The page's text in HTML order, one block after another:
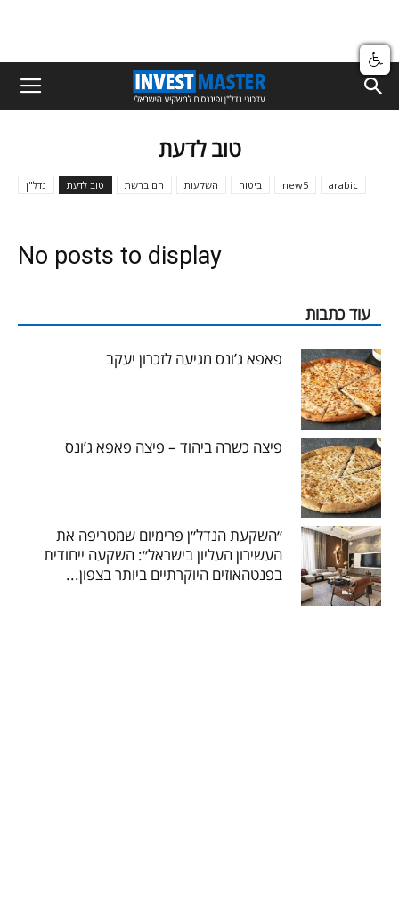
טוב לדעת
arabic
new5 ביטוח השקעות חם ברשת טוב לדעת נדל"ן
No posts to display
עוד כתבות
פאפא ג’ונס מגיעה לזכרון יעקב
פיצה כשרה ביהוד – פיצה פאפא ג’ונס
״השקעת הנדל״ן פרימיום שמטריפה את
העשירון העליון בישראל״: השקעה ייחודית
בפנטהאוזים היוקרתיים ביותר בצפון...